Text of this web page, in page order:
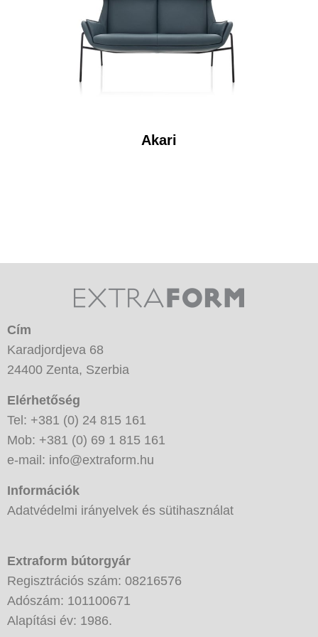
Akari
Cím
Karadjordjeva 68
24400 Zenta, Szerbia
Elérhetőség
Tel: +381 (0) 24 815 161
Mob: +381 (0) 69 1 815 161
e-mail: info@extraform.hu
Információk
Adatvédelmi irányelvek és sütihasználat
Extraform bútorgyár
Regisztrációs szám: 08216576
Adószám: 101100671
Alapítási év: 1986.